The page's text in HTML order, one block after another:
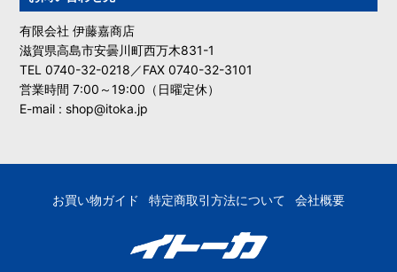
有限会社 伊藤嘉商店
滋賀県高島市安曇川町西万木831-1
TEL 0740-32-0218／FAX 0740-32-3101
営業時間 7:00～19:00（日曜定休）
E-mail : shop@itoka.jp
お買い物ガイド 特定商取引方法について 会社概要